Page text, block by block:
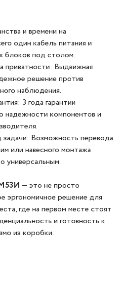
и времени на
один кабель питания и
блоков под столом.
приватности: Выдвижная
решение против
наблюдения.
3 года гарантии
надежности компонентов и
Возможность перевода
или навесного монтажа
универсальным.
— это не просто
эргономичное решение для
где на первом месте стоят
и готовность к
из коробки.